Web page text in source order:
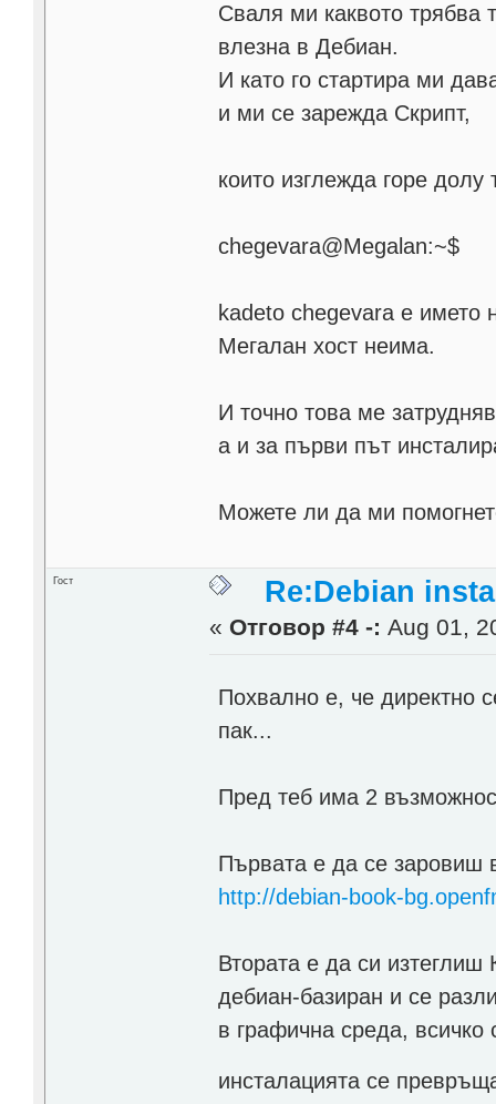
Сваля ми каквото трябва
влезна в Дебиан.
И като го стартира ми
и ми се зарежда Скрипт,
които изглежда горе долу
chegevara@Megalan:~$
kadeto chegevara е името
Мегалан хост неима.
И точно това ме
а и за първи път
Можете ли да ми
Гост Re:Debian
« Отговор #4 -: Aug 01,
Похвално е, че директно
пак...
Пред теб има 2
Първата е да се заровиш
http://debian-book-
Втората е да си
дебиан-базиран и се
в графична среда, всичко
инсталацията се